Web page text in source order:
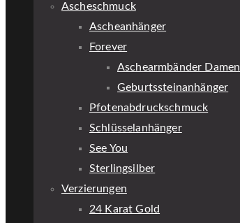
Ascheschmuck
Ascheanhänger
Forever
Aschearmbänder Damen
Geburtssteinanhänger
Pfotenabdruckschmuck
Schlüsselanhänger
See You
Sterlingsilber
Verzierungen
24 Karat Gold